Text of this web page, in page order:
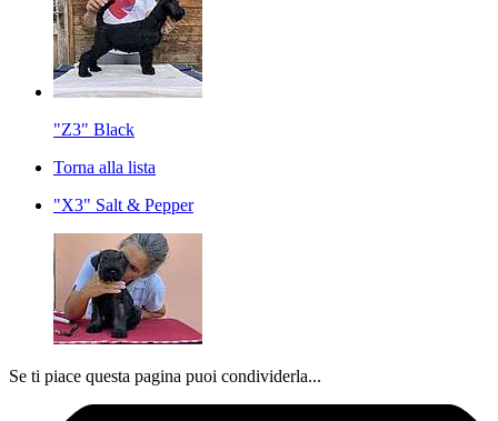
"Z3" Black
Torna alla lista
"X3" Salt & Pepper
Se ti piace questa pagina puoi condividerla...